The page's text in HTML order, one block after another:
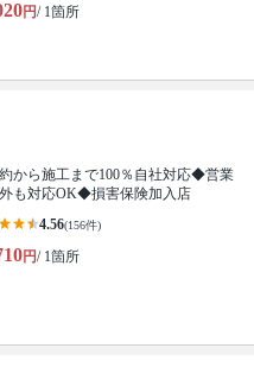
円/ 1箇所
から施工まで100％自社対応◆営業
も対応OK◆損害保険加入店
4.56(156件)
円/ 1箇所